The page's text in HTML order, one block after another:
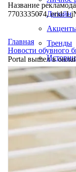
Дизайн
Тренды
Название
7703335074, erid:
Главная
Новости обувного
Portal вышел в